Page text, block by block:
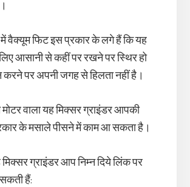
में वैक्यूम फिट इस प्रकार के लगे हैं कि यह
आसानी से कहीं पर रखने पर स्थिर हो
पर अपनी जगह से हिलता नहीं है।
मोटर वाला यह मिक्सर ग्राइंडर आपकी
के मसाले पीसने में काम आ सकता है।
ग्राइंडर आप निम्न दिये लिंक पर
हैं: